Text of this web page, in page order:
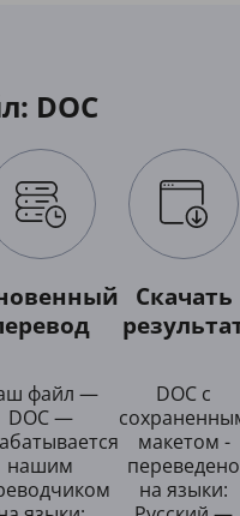
DOC
файл —
DOC —
нашим
Скачать
DOC с
макетом -
переведено
на языки: